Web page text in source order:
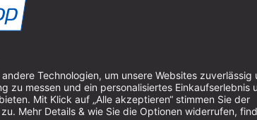
Um unseren Newsletter zu
Produkten zu erhalten, müssen
Cookie-Einstellungen verwalten